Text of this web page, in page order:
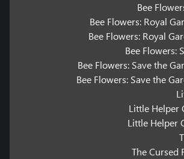
Bee
Bee Flowers: Royal
Bee Flowers: Royal
Bee Flowers:
Bee Flowers: Save the
Bee Flowers: Save the
Little Helper
Little Helper
The Cursed